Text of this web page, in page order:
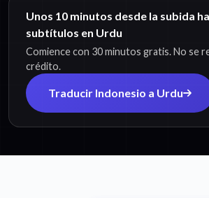
Unos 10 minutos desde la subida
subtítulos en Urdu
Comience con 30 minutos gratis. No se
crédito.
Traducir Indonesio a Urdu